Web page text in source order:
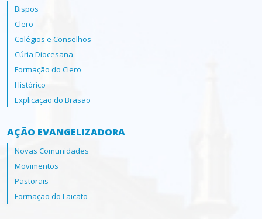
Bispos
Clero
Colégios e Conselhos
Cúria Diocesana
Formação do Clero
Histórico
Explicação do Brasão
AÇÃO EVANGELIZADORA
Novas Comunidades
Movimentos
Pastorais
Formação do Laicato